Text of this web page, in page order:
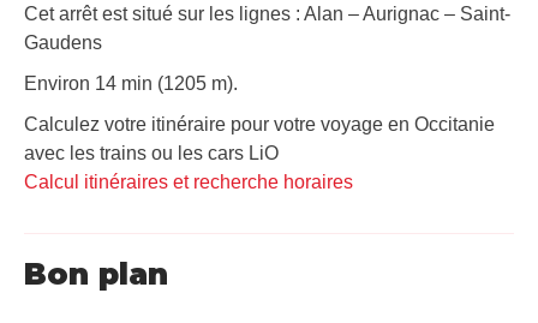
Cet arrêt est situé sur les lignes : Alan – Aurignac – Saint-
Gaudens
Environ 14 min (1205 m).
Calculez votre itinéraire pour votre voyage en Occitanie
avec les trains ou les cars LiO
Calcul itinéraires et recherche horaires
Bon plan